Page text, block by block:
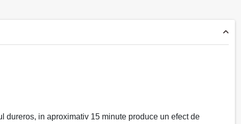
dureros, in aproximativ 15 minute produce un efect de